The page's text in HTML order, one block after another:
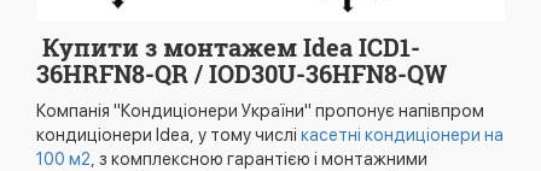
Купити з монтажем Idea ICD1-
36HRFN8-QR / IOD30U-36HFN8-QW
Компанія "Кондиціонери України" пропонує напівпром
кондиціонери Idea, у тому числі касетні кондиціонери на
100 м2, з комплексною гарантією і монтажними